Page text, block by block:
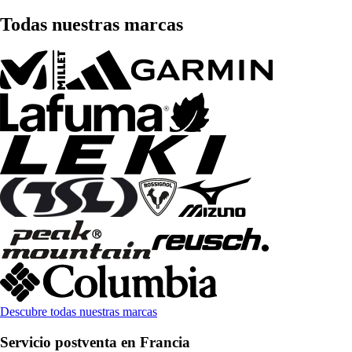
Todas nuestras marcas
Descubre todas nuestras marcas
Servicio postventa en Francia